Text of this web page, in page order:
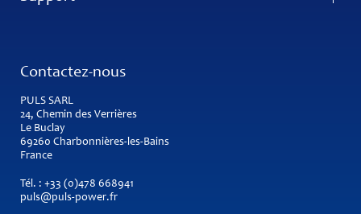
Contactez-nous
PULS SARL
24, Chemin des Verrières
Le Buclay
69260 Charbonnières-les-Bains
France
Tél. : +33 (0)478 668941
puls@puls-power.fr